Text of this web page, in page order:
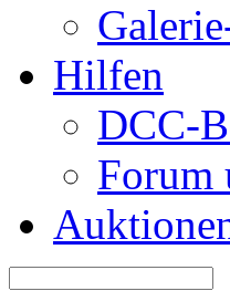
Hilfen
DCC-
Forum